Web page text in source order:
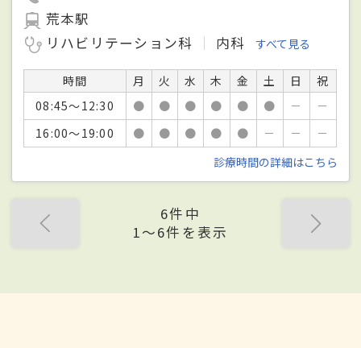
荒本駅
リハビリテーション科
内科 すべて見る
時間 月 火 水 木 金 土 日
祝
08:45～12:30
● ● ● ● ● ● －
－
16:00～19:00
● ● ● ● ● － －
－
診療時間の詳細はこちら
6件中
1〜6件を表示